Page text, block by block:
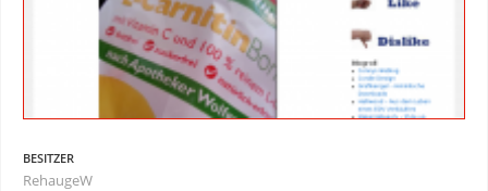
BESITZER
RehaugeW